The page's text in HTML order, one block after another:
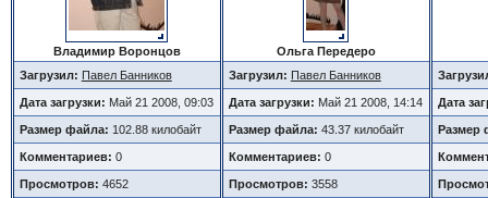
Владимир Воронцов
Загрузил: Павел Банников
Дата загрузки: Май 21 2008, 09:03
Размер файла: 102.88 килобайт
Комментариев: 0
Просмотров: 4652
Ольга Передеро
Загрузил: Павел Банников
Дата загрузки: Май 21 2008, 14:14
Размер файла: 43.37 килобайт
Комментариев: 0
Просмотров: 3558
Дата
Размер